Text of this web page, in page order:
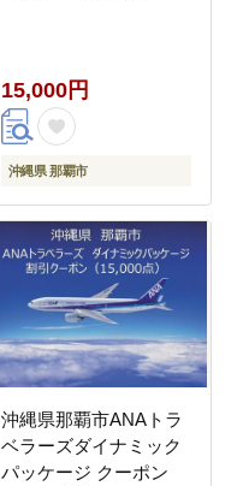
15,000円
沖縄県 那覇市
沖縄県那覇市ANAトラ
ベラーズダイナミック
パッケージ クーポン